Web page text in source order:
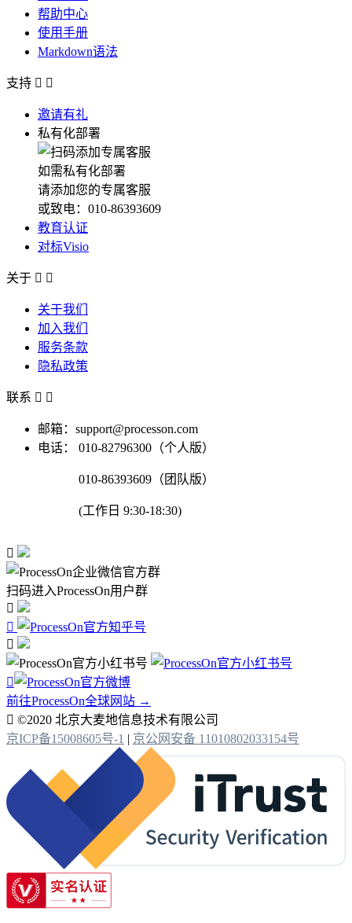
帮助中心
使用手册
Markdown语法
支持  
邀请有礼
私有化部署
如需私有化部署
请添加您的专属客服
或致电：010-86393609
教育认证
对标Visio
关于  
关于我们
加入我们
服务条款
隐私政策
联系  
邮箱：support@processon.com
电话：
010-82796300（个人版）
010-86393609（团队版）
(工作日 9:30-18:30)

扫码进入ProcessOn用户群




前往ProcessOn全球网站 →
 ©2020 北京大麦地信息技术有限公司
京ICP备15008605号-1 | 京公网安备 11010802033154号